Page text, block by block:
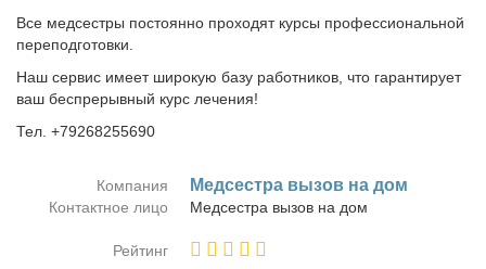
Все медсестры постоянно проходят курсы профессиональной
переподготовки.
Наш сервис имеет широкую базу работников, что гарантирует
ваш беспрерывный курс лечения!
Тел. +79268255690
Компания Мед­сест­ра вы­зов на дом
Контактное лицо Мед­сест­ра вы­зов на дом
Рейтинг